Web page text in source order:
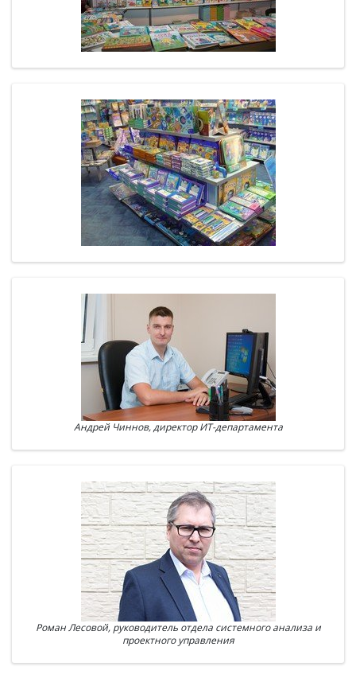
Андрей Чиннов, директор ИТ-департамента
Роман Лесовой, руководитель отдела системного анализа и
проектного управления